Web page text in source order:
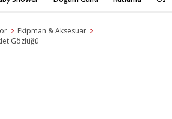
Ekipman & Aksesuar
Gözlüğü